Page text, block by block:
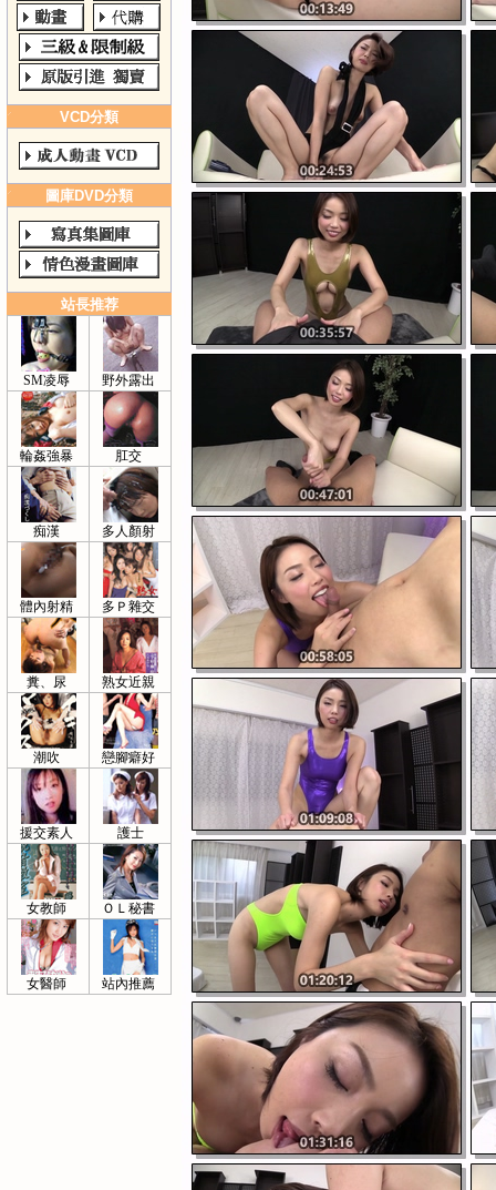
VCD分類
圖庫DVD分類
站長推荐
SM凌辱 野外露出
輪姦強暴 肛交
痴漢 多人顏射
體內射精 多Ｐ雜交
糞、尿 熟女近親
潮吹 戀腳癖好
援交素人 護士
女教師 ＯＬ秘書
女醫師 站內推薦